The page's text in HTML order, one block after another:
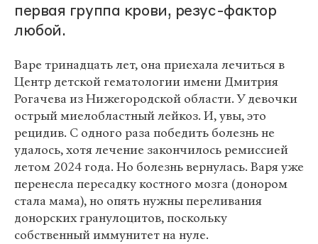
первая группа крови, резус-фактор
любой.
Варе тринадцать лет, она приехала лечиться в
Центр детской гематологии имени Дмитрия
Рогачева из Нижегородской области. У девочки
острый миелобластный лейкоз. И, увы, это
рецидив. С одного раза победить болезнь не
удалось, хотя лечение закончилось ремиссией
летом 2024 года. Но болезнь вернулась. Варя уже
перенесла пересадку костного мозга (донором
стала мама), но опять нужны переливания
донорских гранулоцитов, поскольку
собственный иммунитет на нуле.